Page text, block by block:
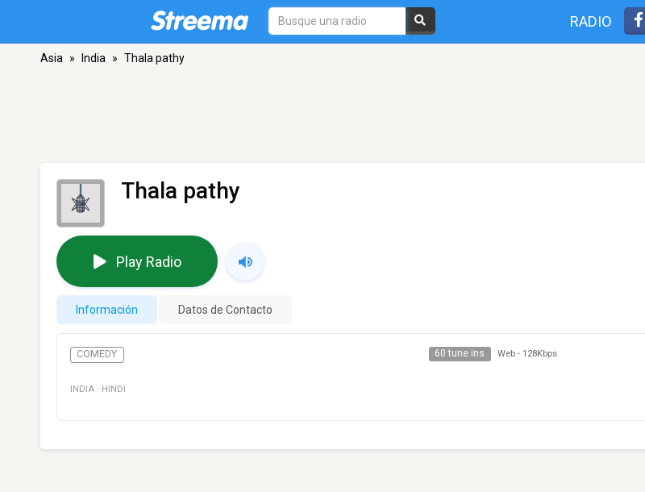
RADIO
Asia » India » Thala pathy
Thala pathy
Play Radio
Información Datos de Contacto
COMEDY 60 tune ins Web - 128Kbps
INDIA · HINDI